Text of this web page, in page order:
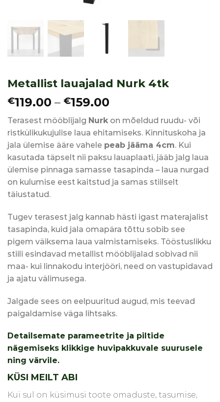
Metallist lauajalad Nurk 4tk
€119.00 – €159.00
range:
€119.00
through
€159.00
Terasest mööblijalg Nurk on mõeldud ruudu- või
ristkülikukujulise laua ehitamiseks. Kinnituskoha ja
jala ülemise ääre vahele peab jääma 4cm. Kui
kasutada täpselt nii paksu lauaplaati, jääb jalg laua
ülemise pinnaga samasse tasapinda – laua nurgad
on kulumise eest kaitstud ja samas stiilselt
täiustatud.
Tugev terasest jalg kannab hästi igast materajalist
tasapinda, kuid jala omapära tõttu sobib see
pigem väiksema laua valmistamiseks. Tööstuslikku
stiili esindavad metallist mööblijalad sobivad nii
maa- kui linnakodu interjööri, need on vastupidavad
ja ajatu välimusega.
Jalgade sees on eelpuuritud augud, mis teevad
paigaldamise väga lihtsaks.
Detailsemate parameetrite ja piltide
nägemiseks klikkige huvipakkuvale suurusele
ning värvile.
‌KÜSI MEILT ABI
Kui sul on küsimusi toote omaduste, tasumise,